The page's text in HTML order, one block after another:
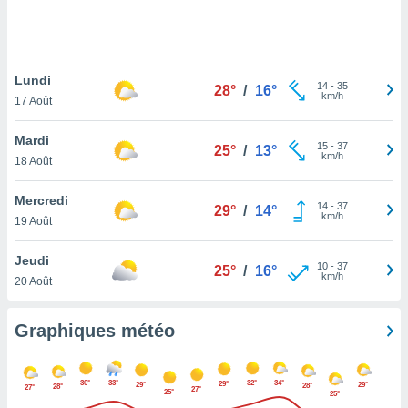
pas
de
à
cas,
que
sur le
ne
Lundi
17 Août
28° / 16° 14- 35
km/h
Mardi
18 Août
25° / 13° 15- 37
km/h
Mercredi
19 Août
29° / 14° 14- 37
km/h
Jeudi
20 Août
25° / 16° 10- 37
km/h
Graphiques météo
27° 28° 30° 33°
29°
25°
27°
29° 32° 34°
28°
25°
29°